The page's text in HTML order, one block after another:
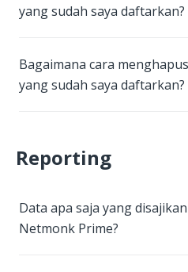
yang sudah saya daftarkan?
Bagaimana cara
yang sudah saya daftarkan?
Reporting
Data apa saja yang
Netmonk Prime?